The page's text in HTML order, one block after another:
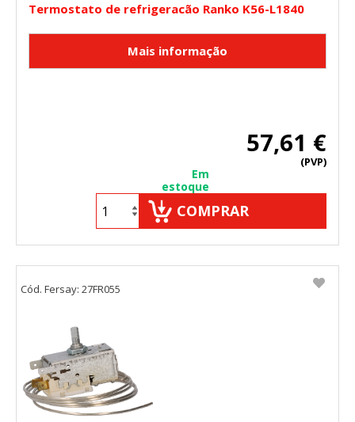
Termostato de refrigeracão Ranko K56-L1840
57,61 €
(PVP)
Em
estoque
COMPRAR
Cód. Fersay: 27FR055
HABILITAR TODO
Cookies necesarias